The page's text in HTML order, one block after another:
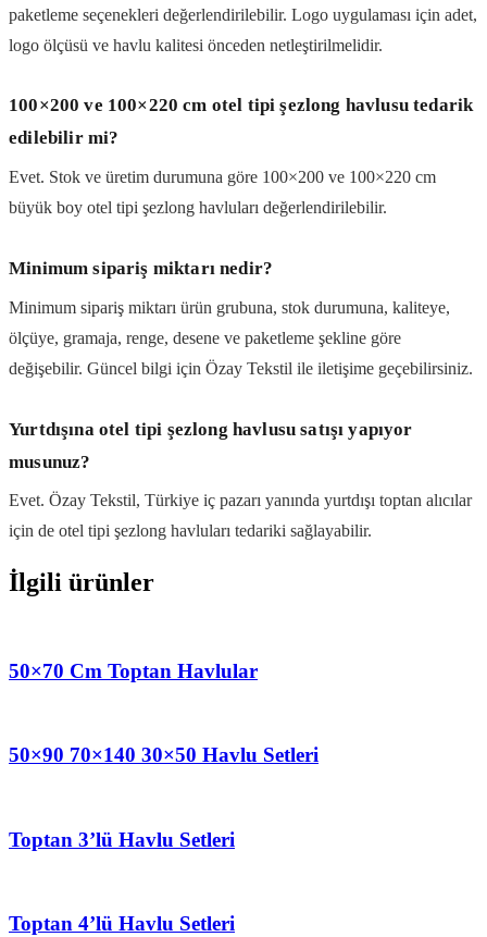
paketleme seçenekleri değerlendirilebilir. Logo uygulaması için adet,
logo ölçüsü ve havlu kalitesi önceden netleştirilmelidir.
100×200 ve 100×220 cm otel tipi şezlong havlusu tedarik
edilebilir mi?
Evet. Stok ve üretim durumuna göre 100×200 ve 100×220 cm
büyük boy otel tipi şezlong havluları değerlendirilebilir.
Minimum sipariş miktarı nedir?
Minimum sipariş miktarı ürün grubuna, stok durumuna, kaliteye,
ölçüye, gramaja, renge, desene ve paketleme şekline göre
değişebilir. Güncel bilgi için Özay Tekstil ile iletişime geçebilirsiniz.
Yurtdışına otel tipi şezlong havlusu satışı yapıyor
musunuz?
Evet. Özay Tekstil, Türkiye iç pazarı yanında yurtdışı toptan alıcılar
için de otel tipi şezlong havluları tedariki sağlayabilir.
İlgili ürünler
50×70 Cm Toptan Havlular
50×90 70×140 30×50 Havlu Setleri
Toptan 3’lü Havlu Setleri
Toptan 4’lü Havlu Setleri